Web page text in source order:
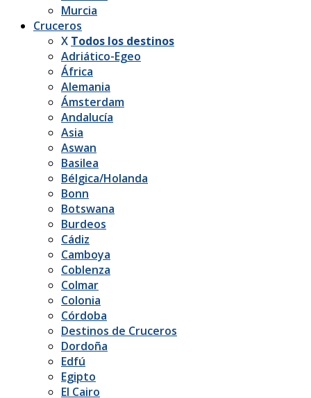
Murcia
Cruceros
X Todos los destinos
Adriático-Egeo
África
Alemania
Ámsterdam
Andalucía
Asia
Aswan
Basilea
Bélgica/Holanda
Bonn
Botswana
Burdeos
Cádiz
Camboya
Coblenza
Colmar
Colonia
Córdoba
Destinos de Cruceros
Dordoña
Edfú
Egipto
El Cairo